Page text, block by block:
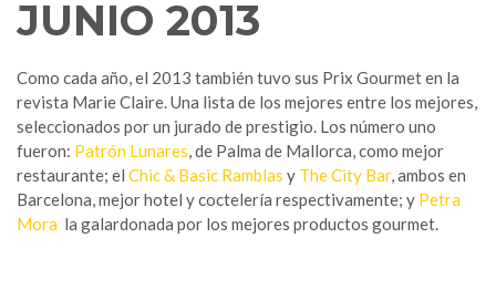
JUNIO 2013
Como cada año, el 2013 también tuvo sus Prix Gourmet en la
revista Marie Claire. Una lista de los mejores entre los mejores,
seleccionados por un jurado de prestigio. Los número uno
fueron: Patrón Lunares, de Palma de Mallorca, como mejor
restaurante; el Chic & Basic Ramblas y The City Bar, ambos en
Barcelona, mejor hotel y coctelería respectivamente; y Petra
Mora la galardonada por los mejores productos gourmet.